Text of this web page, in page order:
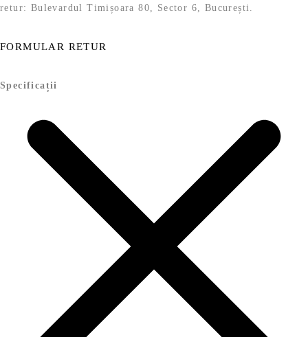
retur: Bulevardul Timișoara 80, Sector 6, București.
FORMULAR RETUR
Specificații